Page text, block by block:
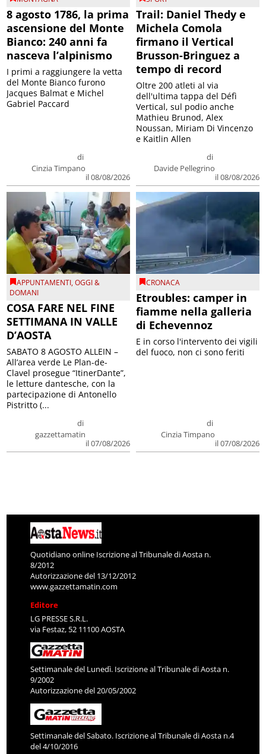
8 agosto 1786, la prima
ascensione del Monte
Bianco: 240 anni fa
nasceva l’alpinismo
di
Cinzia Timpano
il 08/08/2026
I primi a raggiungere la vetta
del Monte Bianco furono
Jacques Balmat e Michel
Gabriel Paccard
Trail: Daniel Thedy e
Michela Comola
firmano il Vertical
Brusson-Bringuez a
tempo di record
di
Davide Pellegrino
il 08/08/2026
Oltre 200 atleti al via
dell'ultima tappa del Défì
Vertical, sul podio anche
Mathieu Brunod, Alex
Noussan, Miriam Di Vincenzo
e Kaitlin Allen
APPUNTAMENTI,OGGI &
DOMANI
COSA FARE NEL FINE
SETTIMANA IN VALLE
D’AOSTA
di
gazzettamatin
il 07/08/2026
SABATO 8 AGOSTO ALLEIN –
All’area verde Le Plan-de-
Clavel prosegue “ItinerDante”,
le letture dantesche, con la
partecipazione di Antonello
Pistritto (...
CRONACA
Etroubles: camper in
fiamme nella galleria
di Echevennoz
di
Cinzia Timpano
il 07/08/2026
E in corso l'intervento dei vigili
del fuoco, non ci sono feriti
Quotidiano online Iscrizione al Tribunale di Aosta n.
8/2012
Autorizzazione del 13/12/2012
www.gazzettamatin.com
Editore
LG PRESSE S.R.L.
via Festaz, 52 11100 AOSTA
Settimanale del Lunedì. Iscrizione al Tribunale di Aosta n.
9/2002
Autorizzazione del 20/05/2002
Settimanale del Sabato. Iscrizione al Tribunale di Aosta n.4
del 4/10/2016